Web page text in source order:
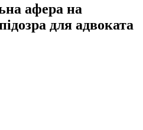
афера на
для адвоката